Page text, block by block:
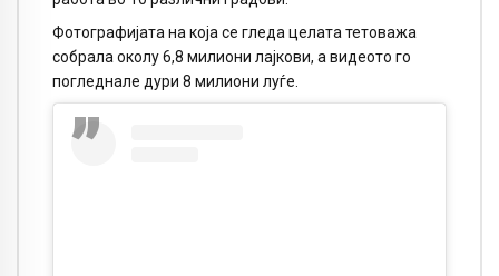
Фотографијата на која се гледа целата тетоважа
собрала околу 6,8 милиони лајкови, а видеото го
погледнале дури 8 милиони луѓе.